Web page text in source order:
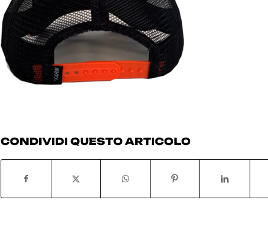
CONDIVIDI QUESTO ARTICOLO